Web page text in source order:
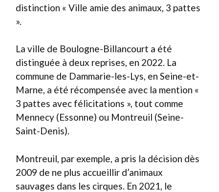
distinction « Ville amie des animaux, 3 pattes
».
La ville de Boulogne-Billancourt a été
distinguée à deux reprises, en 2022. La
commune de Dammarie-les-Lys, en Seine-et-
Marne, a été récompensée avec la mention «
3 pattes avec félicitations », tout comme
Mennecy (Essonne) ou Montreuil (Seine-
Saint-Denis).
Montreuil, par exemple, a pris la décision dès
2009 de ne plus accueillir d’animaux
sauvages dans les cirques. En 2021, le